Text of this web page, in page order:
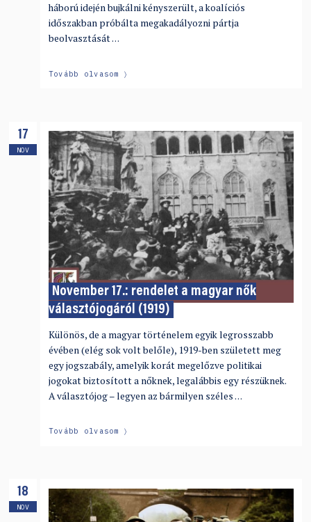
háború idején bujkálni kényszerült, a koalíciós
időszakban próbálta megakadályozni pártja
beolvasztását …
Tovább olvasom
17
NOV
November 17.: rendelet a magyar nők
választójogáról (1919)
Különös, de a magyar történelem egyik legrosszabb
évében (elég sok volt belőle), 1919-ben született meg
egy jogszabály, amelyik korát megelőzve politikai
jogokat biztosított a nőknek, legalábbis egy részüknek.
A választójog – legyen az bármilyen széles …
Tovább olvasom
18
NOV